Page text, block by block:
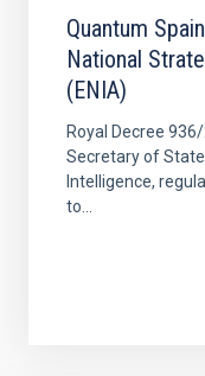
Quantum
National
(ENIA)
Royal Decree
Secretary of
Intelligence,
to...